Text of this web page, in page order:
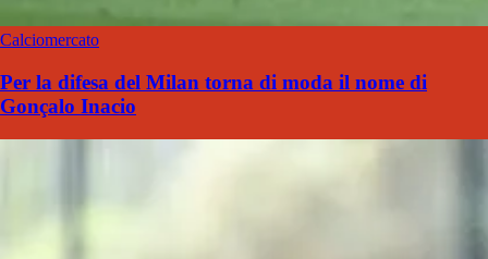
Calciomercato
Per la difesa del Milan torna di moda il nome di
Gonçalo Inacio